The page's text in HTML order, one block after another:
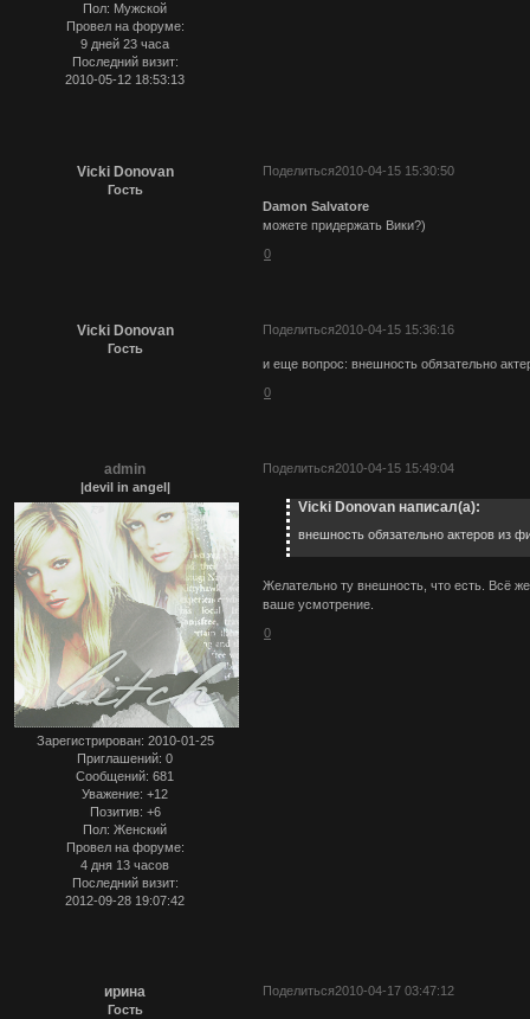
Пол: Мужской
Провел на форуме:
9 дней 23 часа
Последний визит:
2010-05-12 18:53:13
Поделиться2010-04-15 15:30:50
Vicki Donovan
Гость
Damon Salvatore
можете придержать Вики?)
0
Поделиться2010-04-15 15:36:16
Vicki Donovan
Гость
и еще вопрос: внешность обязательно
0
Поделиться2010-04-15 15:49:04
admin
|devil in angel|
Зарегистрирован: 2010-01-25
Приглашений: 0
Сообщений: 681
Уважение: +12
Позитив: +6
Пол: Женский
Провел на форуме:
4 дня 13 часов
Последний визит:
2012-09-28 19:07:42
Vicki Donovan написал(а):
внешность обязательно актеров из
Желательно ту внешность, что есть. Всё
ваше усмотрение.
0
Поделиться2010-04-17 03:47:12
ирина
Гость